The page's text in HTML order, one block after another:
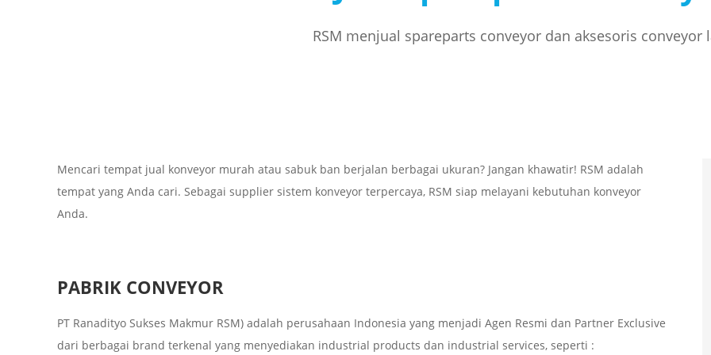
RSM menjual spareparts conveyor dan aksesoris conveyor
Mencari tempat jual konveyor murah atau sabuk ban berjalan berbagai ukuran? Jangan khawatir! RSM adalah
tempat yang Anda cari. Sebagai supplier sistem konveyor terpercaya, RSM siap melayani kebutuhan konveyor
Anda.
PABRIK CONVEYOR
PT Ranadityo Sukses Makmur RSM) adalah perusahaan Indonesia yang menjadi Agen Resmi dan Partner Exclusive
dari berbagai brand terkenal yang menyediakan industrial products dan industrial services, seperti :